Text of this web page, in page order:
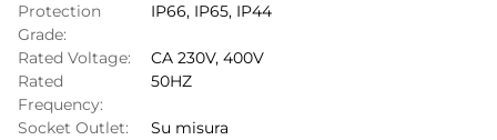
Protection
Grade:
IP66, IP65, IP44
Rated Voltage:
CA 230V, 400V
Rated
Frequency:
50HZ
Socket Outlet:
Su misura